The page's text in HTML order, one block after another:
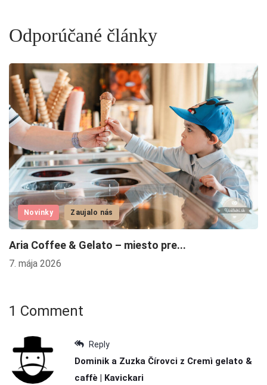
Odporúčané články
Novinky Zaujalo nás
Aria Coffee & Gelato – miesto pre...
7. mája 2026
1 Comment
Reply
Dominik a Zuzka Čírovci z Cremì gelato &
caffè | Kavickari